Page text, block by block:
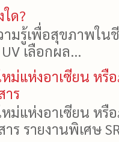
ด?
มรู้เพื่อสุขภาพใน
เลือกผล...
หม่แห่งอาเซียน ห
าร
หม่แห่งอาเซียน ห
ร รายงานพิเศษ